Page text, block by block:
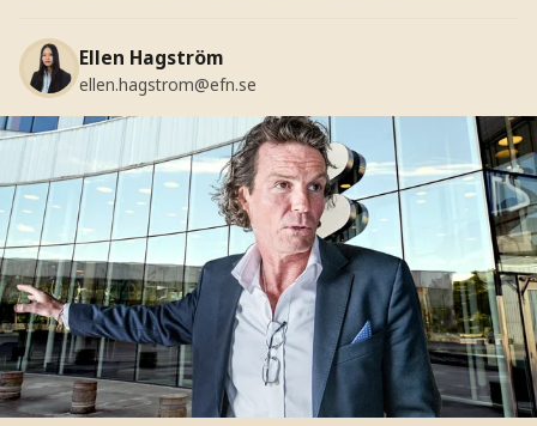
Ellen Hagström
ellen.hagstrom@efn.se